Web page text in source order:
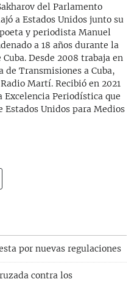
del Parlamento
a Estados Unidos junto su
y periodista Manuel
a 18 años durante la
Desde 2008 trabaja en
Transmisiones a Cuba,
Martí. Recibió en 2021
Excelencia Periodística que
Estados Unidos para Medios
por nuevas regulaciones
contra los